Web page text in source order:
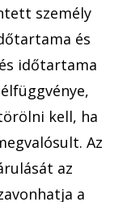
személy
és
időtartama
kell, ha
Az
az
avonhatja a